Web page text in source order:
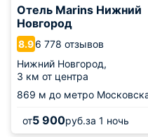
Отель Marins Нижний
Новгород
8.96 778 отзывов
Нижний Новгород,
3 км от центра
869 м до метро
от5 900руб.за 1 ночь